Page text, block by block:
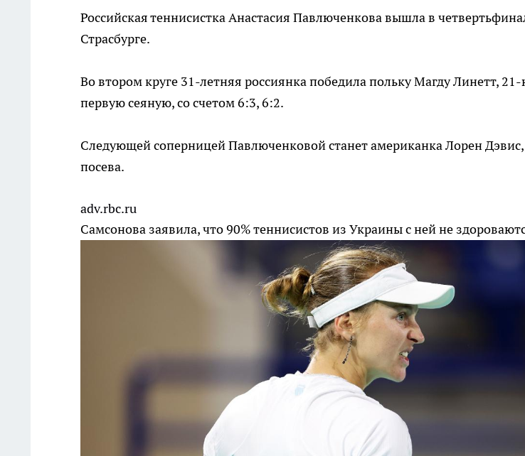
Российская теннисистка Анастасия Павлюченкова вышла в
Страсбурге.
Во втором круге 31-летняя россиянка победила польку Магду Линетт,
первую сеяную, со счетом 6:3, 6:2.
Следующей соперницей Павлюченковой станет американка Лорен
посева.
adv.rbc.ru
Самсонова заявила, что 90% теннисистов из Украины с ней не